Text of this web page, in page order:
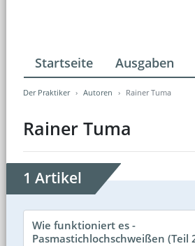
Startseite Ausgaben
Der Praktiker Autoren Rainer Tuma
Rainer Tuma
1 Artikel
Wie funktioniert es -
Pasmastichlochschweißen (Teil